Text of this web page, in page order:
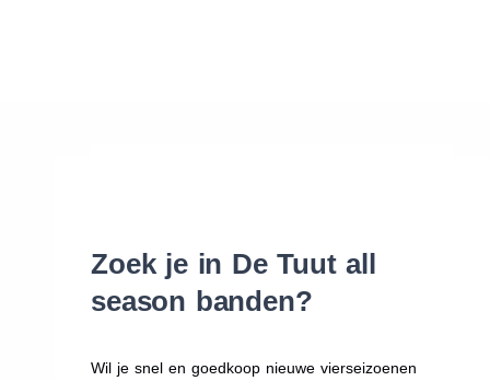
Zoek je in De Tuut all
season banden?
Wil je snel en goedkoop nieuwe vierseizoenen